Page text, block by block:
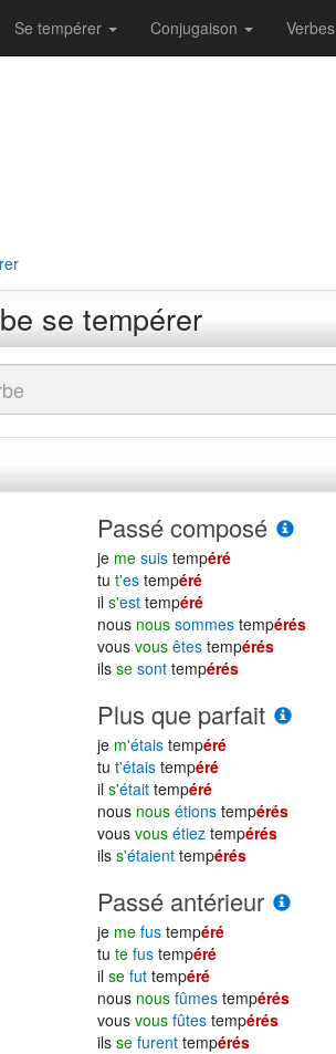
Se tempérer Conjugaison Verbes
se tempérer
Passé composé
je mesuis tempéré
tut'es tempéré
ils'est tempéré
nous noussommes tempérés
vousvousêtes tempérés
ilssesont tempérés
Plus que parfait
je m'étais tempéré
tut'étais tempéré
ils'était tempéré
nous nousétions tempérés
vousvousétiez tempérés
ilss'étaient tempérés
Passé antérieur
je mefus tempéré
tutefus tempéré
ilsefut tempéré
nous nousfûmes tempérés
vousvousfûtes tempérés
ilssefurent tempérés